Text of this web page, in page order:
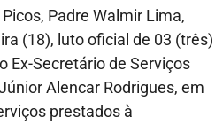
Padre Walmir Lima,
(18), luto oficial de 03 (três)
Ex-Secretário de Serviços
Alencar Rodrigues, em
prestados à